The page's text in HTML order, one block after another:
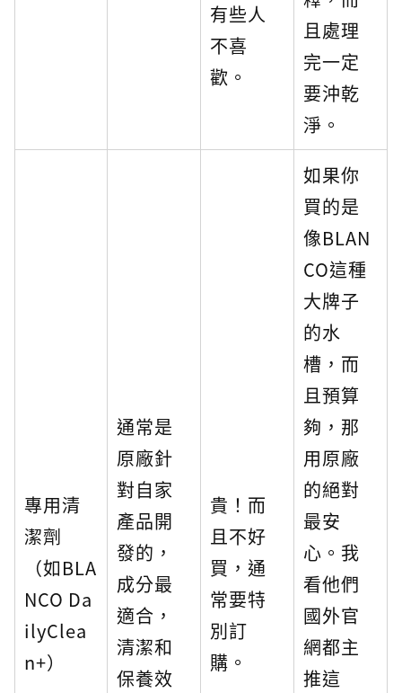
有些人
不喜
歡。
且處理
完一定
要沖乾
淨。
專用清
潔劑
（如BLA
NCO Da
ilyClea
n+）
通常是
原廠針
對自家
產品開
發的，
成分最
適合，
清潔和
保養效
貴！而
且不好
買，通
常要特
別訂
購。
如果你
買的是
像BLAN
CO這種
大牌子
的水
槽，而
且預算
夠，那
用原廠
的絕對
最安
心。我
看他們
國外官
網都主
推這